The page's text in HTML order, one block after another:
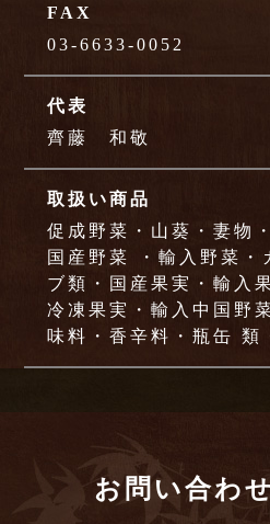
FAX
03-6633-0052
代表
齊藤 和敬
取扱い商品
促成野菜・山葵・妻物
国産野菜 ・輸入野菜・
ブ類・国産果実・輸入
冷凍果実・輸入中国野
味料・香辛料・瓶缶 類
お問い合わ